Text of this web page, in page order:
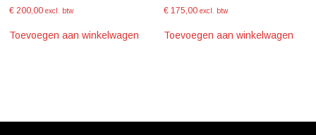
€ 200,00 excl. btw
Toevoegen aan winkelwagen
€ 175,00 excl. btw
Toevoegen aan winkelwagen